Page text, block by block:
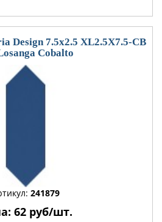
Design 7.5x2.5 XL2.5X7.5-CB
Cobalto
241879
62 руб/шт.